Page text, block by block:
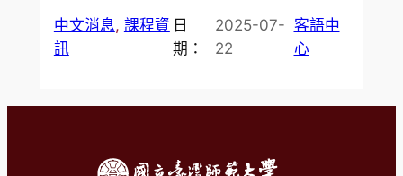
中文消息, 課程資
訊
日
期：
2025-07-
22
客語中
心